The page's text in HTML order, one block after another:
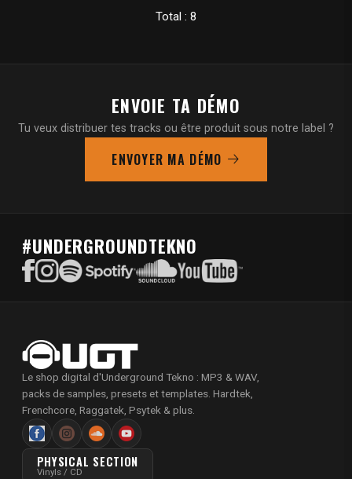
Total : 8
ENVOIE TA DÉMO
Tu veux distribuer tes tracks ou être produit sous notre label ?
ENVOYER MA DÉMO
#UNDERGROUNDTEKNO
Le shop digital d'Underground Tekno : MP3 & WAV,
packs de samples, presets et templates. Hardtek,
Frenchcore, Raggatek, Psytek & plus.
PHYSICAL SECTION
Vinyls / CD